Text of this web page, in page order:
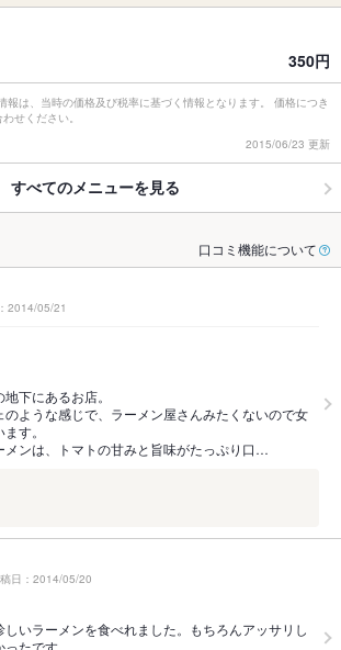
350円
は、当時の価格及び税率に基づく情報となります。 価格につき
せください。
2015/06/23 更新
すべてのメニューを見る
口コミ機能について
2014/05/21
下にあるお店。
ような感じで、ラーメン屋さんみたくないので女
す。
メンは、トマトの甘みと旨味がたっぷり口…
日：2014/05/20
しいラーメンを食べれました。もちろんアッサリし
たです。